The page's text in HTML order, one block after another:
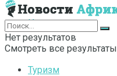
Интернет
Туризм
Нет результатов
Смотреть все результаты